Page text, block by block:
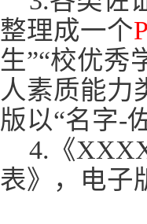
整理成一个
生”“校优秀
人素质能力
版以“名字-
4. 《
表》，
电子